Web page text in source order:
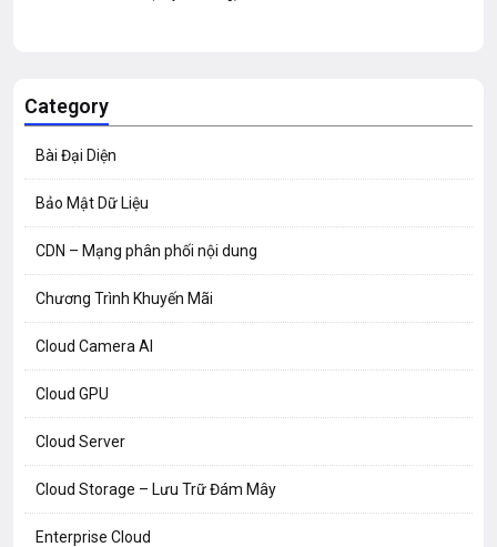
Category
Bài Đại Diện
Bảo Mật Dữ Liệu
CDN – Mạng phân phối nội dung
Chương Trình Khuyến Mãi
Cloud Camera AI
Cloud GPU
Cloud Server
Cloud Storage – Lưu Trữ Đám Mây
Enterprise Cloud